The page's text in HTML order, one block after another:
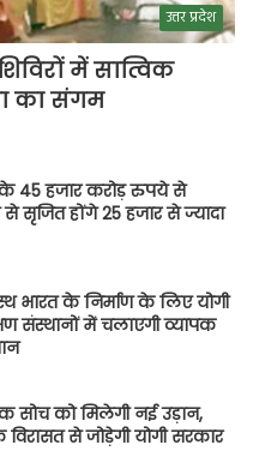
उत्तर प्रदेश
में सात्विक
का संगम
45 हजार करोड़ रुपये से
होंगे 25 हजार से ज्यादा
भारत के निर्माण के लिए योगी
संस्थानों में चलाएगी व्यापक
सोच को मिलेगी नई उड़ान,
विरासत से जोड़ेगी योगी सरकार